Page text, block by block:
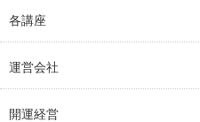
各講座
運営会社
開運経営